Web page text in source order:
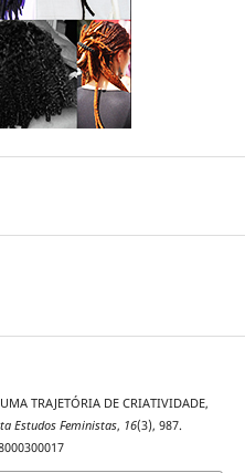
TRAJETÓRIA DE CRIATIVIDADE,
Estudos Feministas, 16(3), 987.